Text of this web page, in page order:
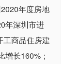
年度房地
年深圳市进
工商品住房建
长160%；